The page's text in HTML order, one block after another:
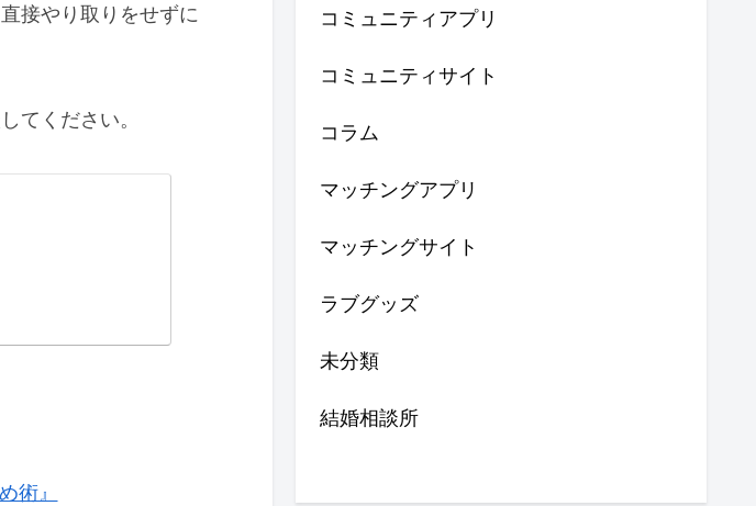
接やり取りをせずに
てください。
術』
コミュニティアプリ
コミュニティサイト
コラム
マッチングアプリ
マッチングサイト
ラブグッズ
未分類
結婚相談所